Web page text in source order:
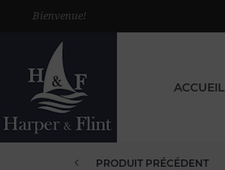
Bienvenue!
ACCUEIL
PRODUIT PRÉCÉDENT